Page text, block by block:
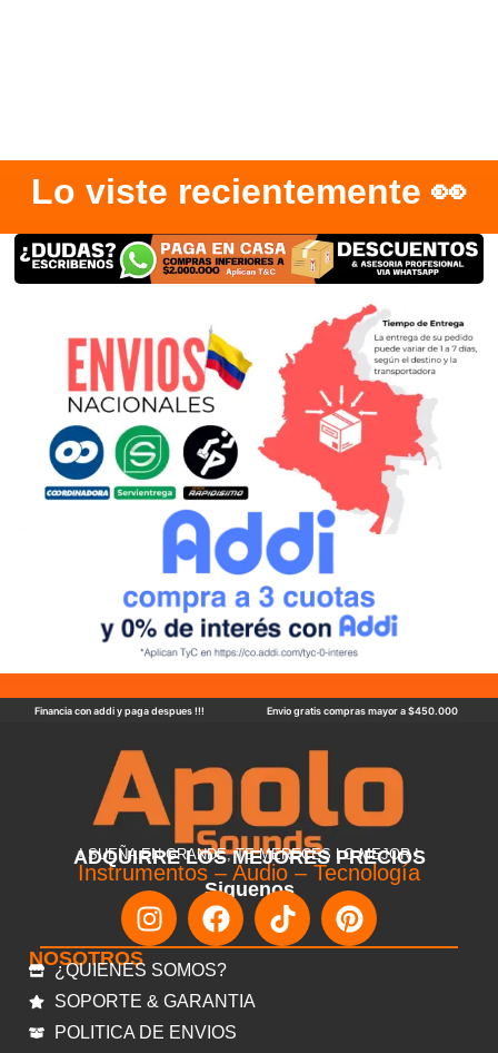
Lo viste recientemente 👀
Financia con addi y paga despues !!! Envio gratis compras mayor a $450.000
ADQUIRRE LOS MEJORES PRECIOS
! SUEÑA EN GRANDE, TE MERECES LO MEJOR !
Instrumentos – Audio – Tecnología
Siguenos
NOSOTROS
¿QUIENES SOMOS?
SOPORTE & GARANTIA
POLITICA DE ENVIOS